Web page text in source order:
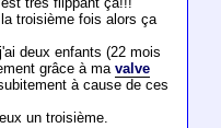
troisième fois alors ça
deux enfants (22 mois
grâce à mavalve
à cause de ces
un troisième.